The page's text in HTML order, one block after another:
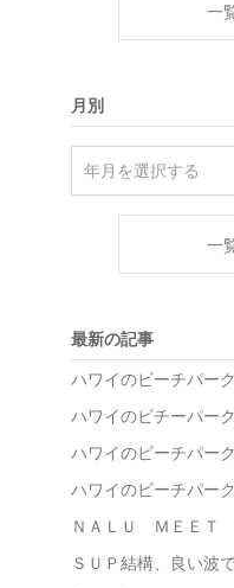
一
月別
一
最新の記事
ハワイのビーチパー
ハワイのビチーパー
ハワイのビーチパー
ハワイのビーチパー
ＮＡＬＵ ＭＥＥＴ
ＳＵＰ結構、良い波で